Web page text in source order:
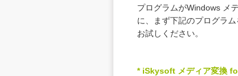
プログラムがWindows メ
に、まず下記のプログラ
お試しください。
* iSkysoft メディア変換